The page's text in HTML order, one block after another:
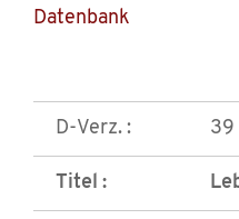
Datenbank
D-Verz. : 39
Titel :